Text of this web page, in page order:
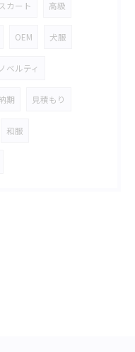
カート 高級
OEM 犬服
ノベルティ
期 見積もり
和服